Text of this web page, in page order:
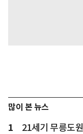
많이 본 뉴스
1 21세기 무릉도